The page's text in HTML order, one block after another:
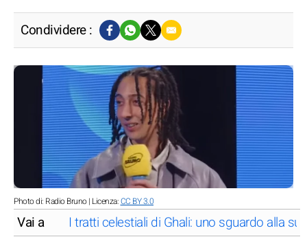
Condividere :
Photo di: Radio Bruno | Licenza:CC BY 3.0
Vai a I tratti celestiali di Ghali: uno sguardo alla